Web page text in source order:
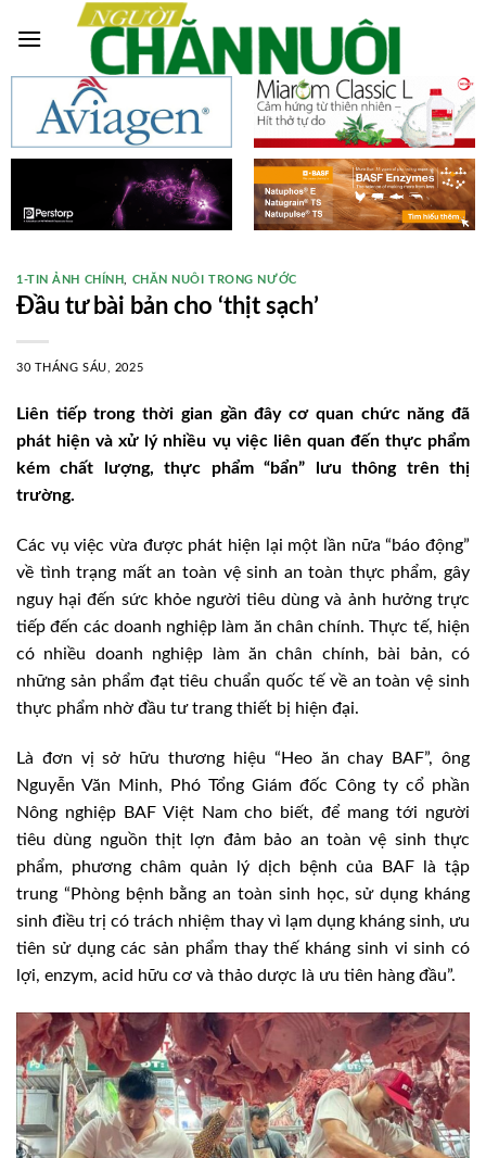
1-TIN ẢNH CHÍNH CHĂN NUÔI TRONG NƯỚC
Đầu tư bài bản cho ‘thịt sạch’
30 THÁNG SÁU, 2025
Liên tiếp trong thời gian gần đây cơ quan chức năng đã
phát hiện và xử lý nhiều vụ việc liên quan đến thực phẩm
kém chất lượng, thực phẩm “bẩn” lưu thông trên thị
trường.
Các vụ việc vừa được phát hiện lại một lần nữa “báo động”
về tình trạng mất an toàn vệ sinh an toàn thực phẩm, gây
nguy hại đến sức khỏe người tiêu dùng và ảnh hưởng trực
tiếp đến các doanh nghiệp làm ăn chân chính. Thực tế, hiện
có nhiều doanh nghiệp làm ăn chân chính, bài bản, có
những sản phẩm đạt tiêu chuẩn quốc tế về an toàn vệ sinh
thực phẩm nhờ đầu tư trang thiết bị hiện đại.
Là đơn vị sở hữu thương hiệu “Heo ăn chay BAF”, ông
Nguyễn Văn Minh, Phó Tổng Giám đốc Công ty cổ phần
Nông nghiệp BAF Việt Nam cho biết, để mang tới người
tiêu dùng nguồn thịt lợn đảm bảo an toàn vệ sinh thực
phẩm, phương châm quản lý dịch bệnh của BAF là tập
trung “Phòng bệnh bằng an toàn sinh học, sử dụng kháng
sinh điều trị có trách nhiệm thay vì lạm dụng kháng sinh, ưu
tiên sử dụng các sản phẩm thay thế kháng sinh vi sinh có
lợi, enzym, acid hữu cơ và thảo dược là ưu tiên hàng đầu”.